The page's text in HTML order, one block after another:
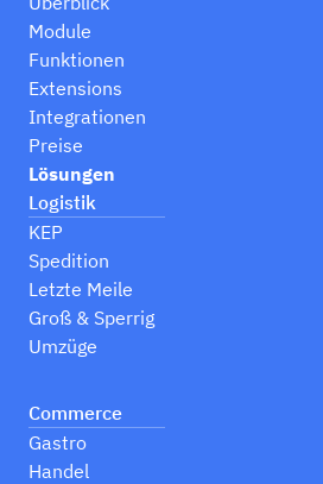
Module
Funktionen
Extensions
Integrationen
Preise
Lösungen
Logistik
KEP
Spedition
Letzte Meile
Groß & Sperrig
Umzüge
Commerce
Gastro
Handel